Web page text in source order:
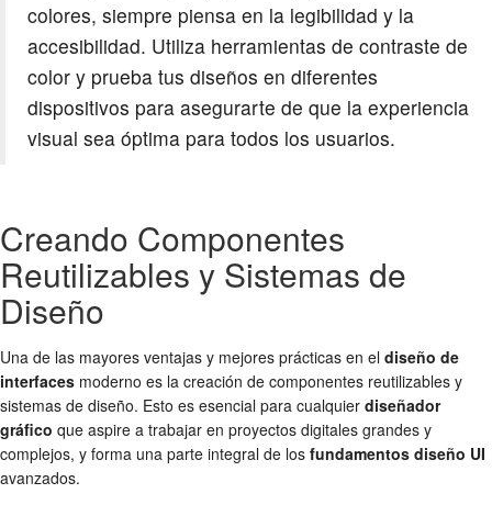
colores, siempre piensa en la legibilidad y la
accesibilidad. Utiliza herramientas de contraste de
color y prueba tus diseños en diferentes
dispositivos para asegurarte de que la experiencia
visual sea óptima para todos los usuarios.
Creando Componentes
Reutilizables y Sistemas de
Diseño
Una de las mayores ventajas y mejores prácticas en el diseño de
interfaces moderno es la creación de componentes reutilizables y
sistemas de diseño. Esto es esencial para cualquier diseñador
gráfico que aspire a trabajar en proyectos digitales grandes y
complejos, y forma una parte integral de los fundamentos diseño UI
avanzados.